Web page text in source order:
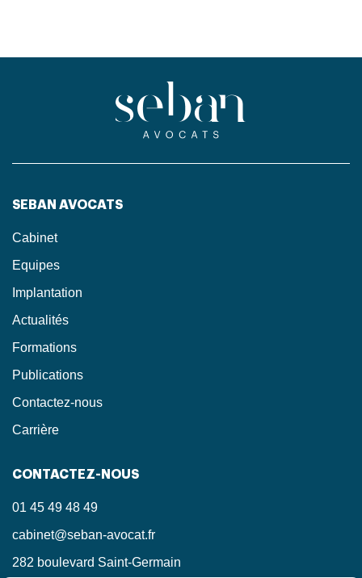
SEBAN AVOCATS
Cabinet
Equipes
Implantation
Actualités
Formations
Publications
Contactez-nous
Carrière
CONTACTEZ-NOUS
01 45 49 48 49
cabinet@seban-avocat.fr
282 boulevard Saint-Germain